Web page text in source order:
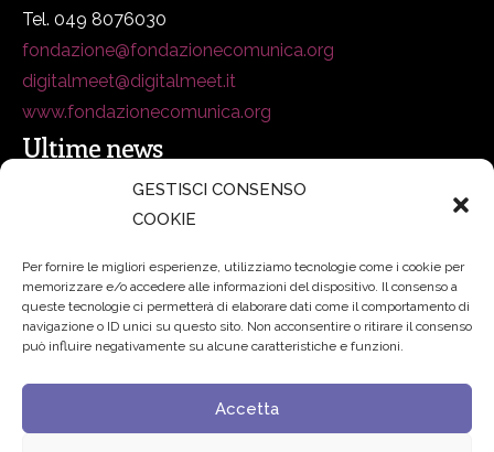
GESTISCI CONSENSO
COOKIE
Per fornire le migliori esperienze, utilizziamo tecnologie come i cookie per
memorizzare e/o accedere alle informazioni del dispositivo. Il consenso a
queste tecnologie ci permetterà di elaborare dati come il comportamento di
navigazione o ID unici su questo sito. Non acconsentire o ritirare il consenso
può influire negativamente su alcune caratteristiche e funzioni.
Accetta
Tel. 049 8076030
fondazione@fondazionecomunica.org
digitalmeet@digitalmeet.it
www.fondazionecomunica.org
Ultime news
secsolutionforum 2026: è Bologna la nuova capitale
Padre Benanti: «Intelligenza artificiale? Contro i nuovi
algoritmi del potere serve una governance condivisa»
Edvance – Digital Education Hub Higher Education